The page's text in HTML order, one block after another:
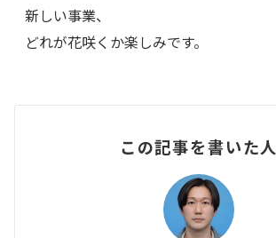
新しい事業、
どれが花咲くか楽しみです。
この記事を書いた人